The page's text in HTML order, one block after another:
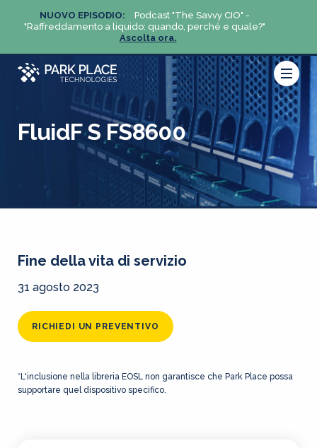
NUOVO EPISODIO:
Podcast "The Savvy CIO" -
"Raffreddamento a liquido: quando, perché e quale?"
Ascolta ora.
FluidF S FS8600
Fine della vita di servizio
31 agosto 2023
RICHIEDI UN PREVENTIVO
*L'inclusione nella libreria EOSL non garantisce che Park Place possa
supportare quel dispositivo specifico.